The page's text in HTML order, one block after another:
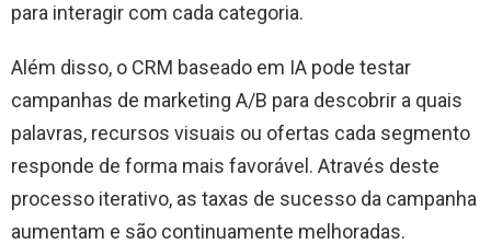
para interagir com cada categoria.
Além disso, o CRM baseado em IA pode testar
campanhas de marketing A/B para descobrir a quais
palavras, recursos visuais ou ofertas cada segmento
responde de forma mais favorável. Através deste
processo iterativo, as taxas de sucesso da campanha
aumentam e são continuamente melhoradas.